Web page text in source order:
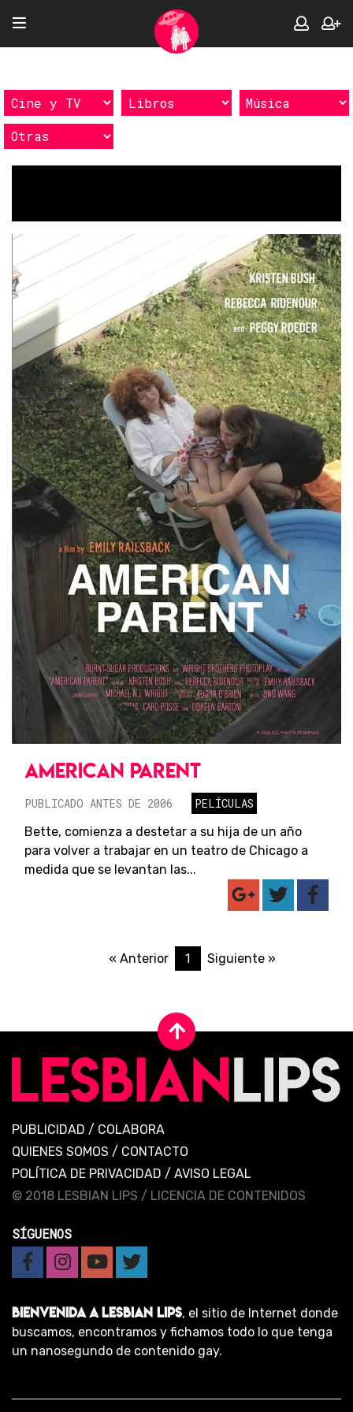
AMERICAN PARENT
PUBLICADO ANTES DE 2006
PELÍCULAS
Bette, comienza a destetar a su hija de un año
para volver a trabajar en un teatro de Chicago a
medida que se levantan las...
« Anterior 1 Siguiente »
PUBLICIDAD / COLABORA
QUIENES SOMOS / CONTACTO
POLÍTICA DE PRIVACIDAD / AVISO LEGAL
© 2018 LESBIAN LIPS / LICENCIA DE CONTENIDOS
SÍGUENOS
BIENVENIDA A LESBIAN LIPS, el sitio de Internet donde
buscamos, encontramos y fichamos todo lo que tenga
un nanosegundo de contenido gay.